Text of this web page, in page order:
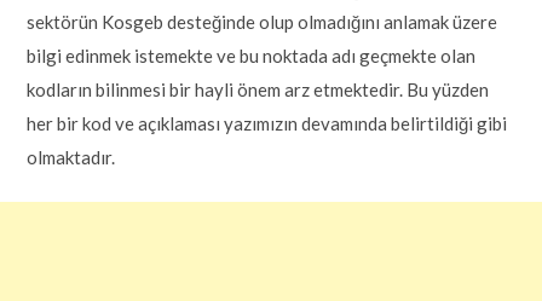
sektörün Kosgeb desteğinde olup olmadığını anlamak üzere
bilgi edinmek istemekte ve bu noktada adı geçmekte olan
kodların bilinmesi bir hayli önem arz etmektedir. Bu yüzden
her bir kod ve açıklaması yazımızın devamında belirtildiği gibi
olmaktadır.